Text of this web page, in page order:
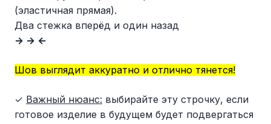
(эластичная прямая).
Два стежка вперёд и один назад
→ → ←
Шов выглядит аккуратно и отлично тянется!
✓ Важный нюанс: выбирайте эту строчку, если
готовое изделие в будущем будет подвергаться